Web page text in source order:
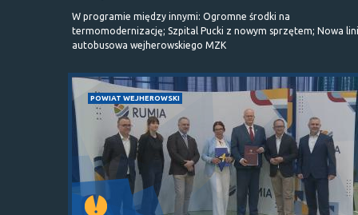
W programie między innymi: Ogromne środki na
termomodernizację; Szpital Pucki z nowym sprzętem; Nowa
autobusowa wejherowskiego MZK
POWIAT WEJHEROWSKI